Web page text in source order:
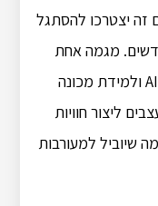
זה יצטרכו להסתגל
מגמה אחת
שצפויה לצבור תאוצה היא השילוב של AI ולמידת מכונה
ליצור חוויות
שיוביל למעורבות